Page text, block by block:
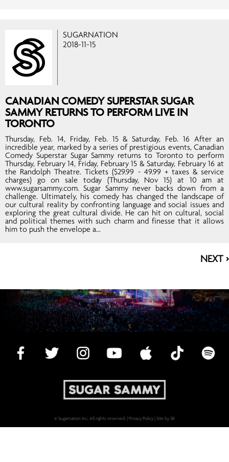
SUGARNATION
2018-11-15
CANADIAN COMEDY SUPERSTAR SUGAR
SAMMY RETURNS TO PERFORM LIVE IN
TORONTO
Thursday, Feb. 14, Friday, Feb. 15 & Saturday, Feb. 16 After an
incredible year, marked by a series of prestigious events, Canadian
Comedy Superstar Sugar Sammy returns to Toronto to perform
Thursday, February 14, Friday, February 15 & Saturday, February 16 at
the Randolph Theatre. Tickets ($29.99 - 49.99 + taxes & service
charges) go on sale today (Thursday, Nov 15) at 10 am at
www.sugarsammy.com. Sugar Sammy never backs down from a
challenge. Ultimately, his comedy has changed the landscape of
our cultural reality by confronting language and social issues and
exploring the great cultural divide. He can hit on cultural, social
and political themes with such charm and finesse that it allows
him to push the envelope a...
NEXT >
© Sugarnation Inc. All rights reserved. |Privacy Policy|Site by SB